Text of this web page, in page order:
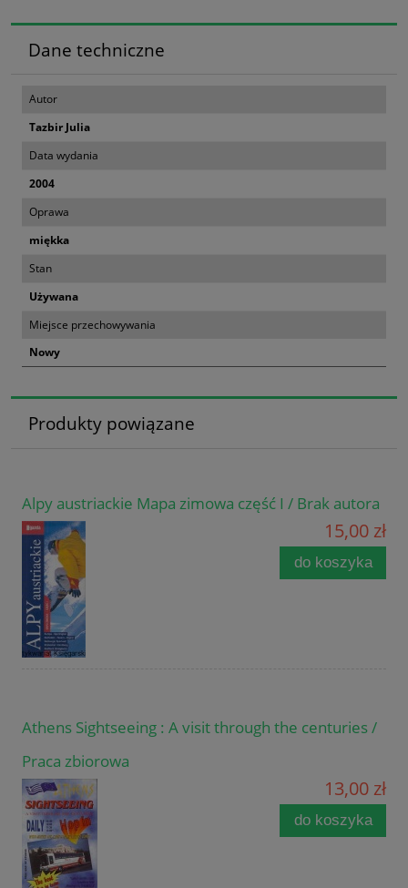
Dane techniczne
Autor
Tazbir Julia
Data wydania
2004
Oprawa
miękka
Stan
Używana
Miejsce przechowywania
Nowy
Produkty powiązane
Alpy austriackie Mapa zimowa część I / Brak autora
15,00 zł
do koszyka
Athens Sightseeing : A visit through the centuries /
Praca zbiorowa
13,00 zł
do koszyka